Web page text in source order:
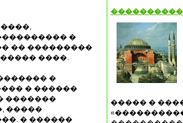
�
�� ���������
����.
�
� ������
�������
�����
� ������
����� �